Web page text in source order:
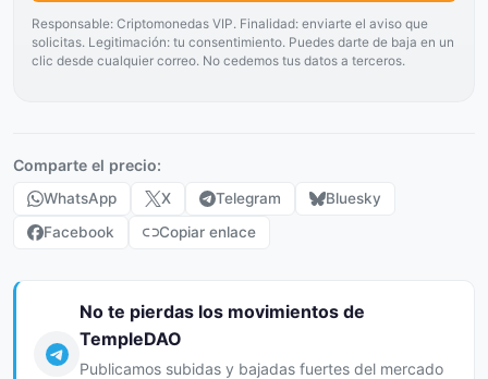
Responsable: Criptomonedas VIP. Finalidad: enviarte el aviso que
solicitas. Legitimación: tu consentimiento. Puedes darte de baja en un
clic desde cualquier correo. No cedemos tus datos a terceros.
Comparte el precio:
WhatsApp X Telegram
Bluesky
Facebook
Copiar enlace
No te pierdas los movimientos de
TempleDAO
Publicamos subidas y bajadas fuertes del mercado